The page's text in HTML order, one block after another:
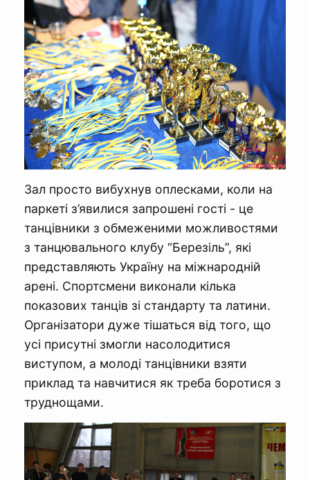
Зал просто вибухнув оплесками, коли на
паркеті з’явилися запрошені гості - це
танцівники з обмеженими можливостями
з танцювального клубу “Березіль”, які
представляють Україну на міжнародній
арені. Спортсмени виконали кілька
показових танців зі стандарту та латини.
Організатори дуже тішаться від того, що
усі присутні змогли насолодитися
виступом, а молоді танцівники взяти
приклад та навчитися як треба боротися з
труднощами.